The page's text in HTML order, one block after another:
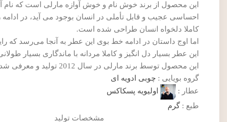
این محصول از برند خوش نام و خوش آوازه مارلی است که نام
احساسی عجیب و قابل تأملی در انسان بوجود می آید، در
کاملا دلخواه انسان طراحی شده است.
اما اوج داستان در ادامه خط بوی این عطر به آنجا می‌رسد که
این عطر بسیار دل انگیز و کاملا مردانه با ماندگاری بسیار
این محصول توسط برند مارلی در سال 2012 تولید و معرفی شد.
گروه بویایی : چوبی ادویه ای
عطار :
اولیویه پسکاکس
طبع :گرم
مشخصات تولید